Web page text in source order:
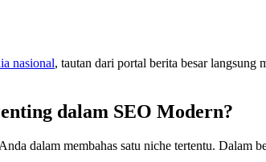
nasional, tautan dari portal berita besar
dalam SEO Modern?
dalam membahas satu niche tertentu. Dalam